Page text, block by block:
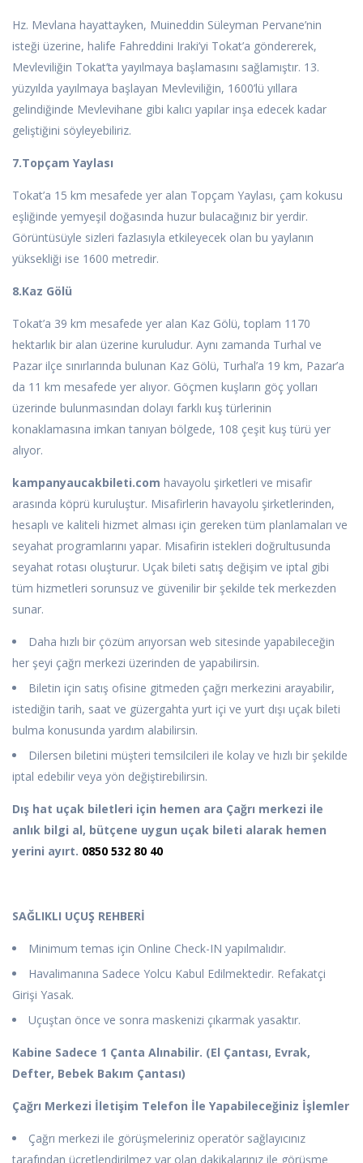
Hz. Mevlana hayattayken, Muineddin Süleyman Pervane’nin
isteği üzerine, halife Fahreddini Iraki’yi Tokat’a göndererek,
Mevleviliğin Tokat’ta yayılmaya başlamasını sağlamıştır. 13.
yüzyılda yayılmaya başlayan Mevleviliğin, 1600’lü yıllara
gelindiğinde Mevlevihane gibi kalıcı yapılar inşa edecek kadar
geliştiğini söyleyebiliriz.
7.Topçam Yaylası
Tokat’a 15 km mesafede yer alan Topçam Yaylası, çam kokusu
eşliğinde yemyeşil doğasında huzur bulacağınız bir yerdir.
Görüntüsüyle sizleri fazlasıyla etkileyecek olan bu yaylanın
yüksekliği ise 1600 metredir.
8.Kaz Gölü
Tokat’a 39 km mesafede yer alan Kaz Gölü, toplam 1170
hektarlık bir alan üzerine kuruludur. Aynı zamanda Turhal ve
Pazar ilçe sınırlarında bulunan Kaz Gölü, Turhal’a 19 km, Pazar’a
da 11 km mesafede yer alıyor. Göçmen kuşların göç yolları
üzerinde bulunmasından dolayı farklı kuş türlerinin
konaklamasına imkan tanıyan bölgede, 108 çeşit kuş türü yer
alıyor.
kampanyaucakbileti.com havayolu şirketleri ve misafir
arasında köprü kuruluştur. Misafirlerin havayolu şirketlerinden,
hesaplı ve kaliteli hizmet alması için gereken tüm planlamaları ve
seyahat programlarını yapar. Misafirin istekleri doğrultusunda
seyahat rotası oluşturur. Uçak bileti satış değişim ve iptal gibi
tüm hizmetleri sorunsuz ve güvenilir bir şekilde tek merkezden
sunar.
Daha hızlı bir çözüm arıyorsan web sitesinde yapabileceğin
her şeyi çağrı merkezi üzerinden de yapabilirsin.
Biletin için satış ofisine gitmeden çağrı merkezini arayabilir,
istediğin tarih, saat ve güzergahta yurt içi ve yurt dışı uçak bileti
bulma konusunda yardım alabilirsin.
Dilersen biletini müşteri temsilcileri ile kolay ve hızlı bir şekilde
iptal edebilir veya yön değiştirebilirsin.
Dış hat uçak biletleri için hemen ara Çağrı merkezi ile
anlık bilgi al, bütçene uygun uçak bileti alarak hemen
yerini ayırt. 0850 532 80 40
SAĞLIKLI UÇUŞ REHBERİ
Minimum temas için Online Check-IN yapılmalıdır.
Havalimanına Sadece Yolcu Kabul Edilmektedir. Refakatçi
Girişi Yasak.
Uçuştan önce ve sonra maskenizi çıkarmak yasaktır.
Kabine Sadece 1 Çanta Alınabilir. (El Çantası, Evrak,
Defter, Bebek Bakım Çantası)
Çağrı Merkezi İletişim Telefon İle Yapabileceğiniz İşlemler
Çağrı merkezi ile görüşmeleriniz operatör sağlayıcınız
tarafından ücretlendirilmez var olan dakikalarınız ile görüşme